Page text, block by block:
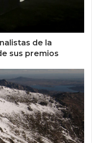
de la
sus premios